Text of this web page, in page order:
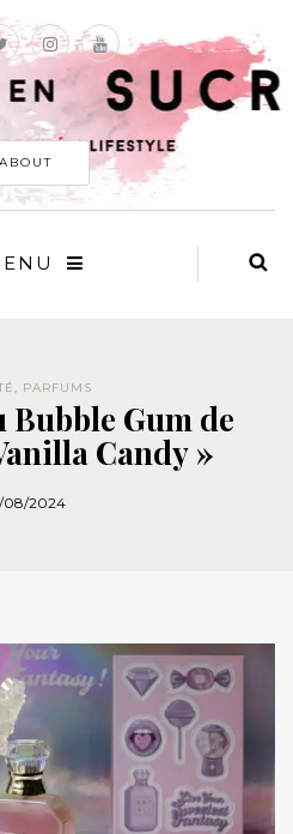
ABOUT
, PARFUMS
Bubble Gum de
Candy »
08/2024